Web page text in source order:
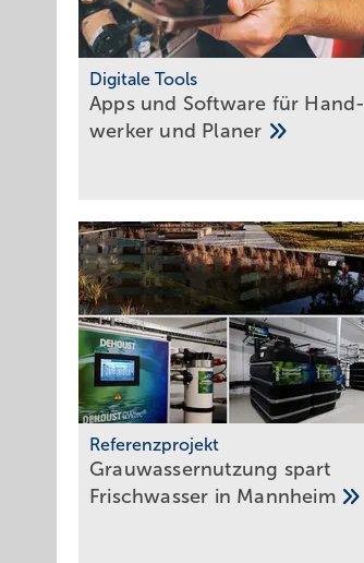
Digitale Tools
Apps und Soft­ware für Hand­
werker und Planer
Referenzprojekt
Grauwassernutzung spart
Frisch­was­ser in Mann­heim